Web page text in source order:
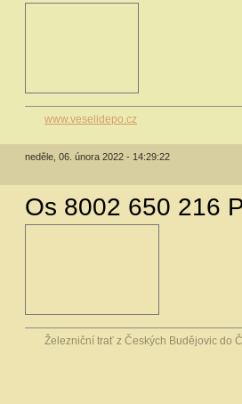
www.veselidepo.cz
neděle, 06. února 2022 - 14:29:22
Os 8002 650 216
Železniční trať z Českých Budějovic do